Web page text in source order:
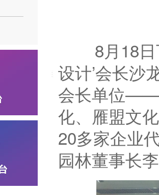
8月18日下
设计’会长沙
会长单位——
化、雁盟文
20多家企业
园林董事长